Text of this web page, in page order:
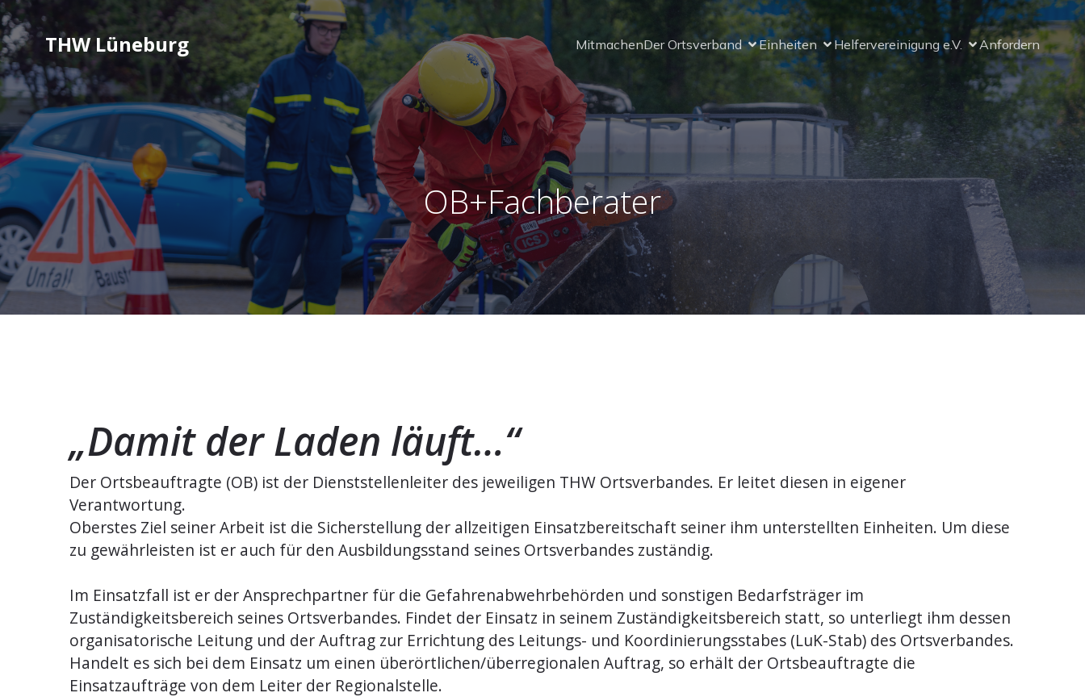
THW Lüneburg MitmachenDer Ortsverband Einheiten Helfervereinigung e.V. Anfordern
OB+Fachberater
„Damit der Laden läuft…“
Der Ortsbeauftragte (OB) ist der Dienststellenleiter des jeweiligen THW Ortsverbandes. Er leitet diesen in eigener
Verantwortung.
Oberstes Ziel seiner Arbeit ist die Sicherstellung der allzeitigen Einsatzbereitschaft seiner ihm unterstellten Einheiten. Um diese
zu gewährleisten ist er auch für den Ausbildungsstand seines Ortsverbandes zuständig.
Im Einsatzfall ist er der Ansprechpartner für die Gefahrenabwehrbehörden und sonstigen Bedarfsträger im
Zuständigkeitsbereich seines Ortsverbandes. Findet der Einsatz in seinem Zuständigkeitsbereich statt, so unterliegt ihm dessen
organisatorische Leitung und der Auftrag zur Errichtung des Leitungs- und Koordinierungsstabes (LuK-Stab) des Ortsverbandes.
Handelt es sich bei dem Einsatz um einen überörtlichen/überregionalen Auftrag, so erhält der Ortsbeauftragte die
Einsatzaufträge von dem Leiter der Regionalstelle.